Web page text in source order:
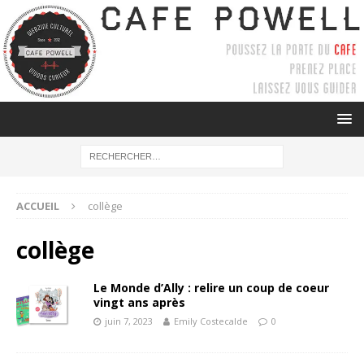
ACCUEIL collège
collège
Le Monde d’Ally : relire un coup de coeur
vingt ans après
juin 7, 2023 Emily Costecalde 0